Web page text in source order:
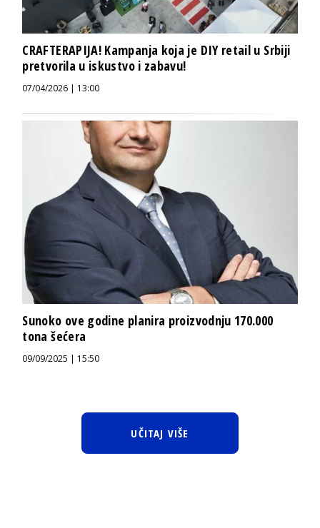
CRAFTERAPIJA! Kampanja koja je DIY retail u Srbiji
pretvorila u iskustvo i zabavu!
07/04/2026 | 13:00
Sunoko ove godine planira proizvodnju 170.000
tona šećera
09/09/2025 | 15:50
UČITAJ VIŠE